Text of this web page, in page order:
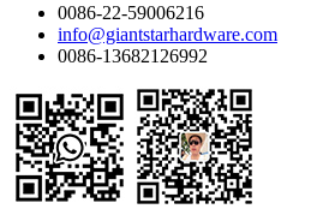
0086-22-59006216
info@giantstarhardware.com
0086-13682126992